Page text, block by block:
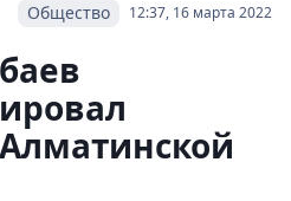
12:37, 16 марта 2022
Общество